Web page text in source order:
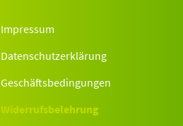
Impressum
Datenschutzerklärung
Geschäftsbedingungen
Widerrufsbelehrung